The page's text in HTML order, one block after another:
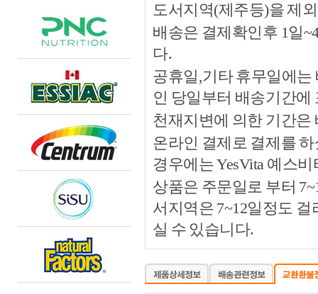
도서지역(제주등)을 제
배송은 결제확인후 1일
다.
공휴일,기타 휴무일에
인 당일부터 배송기간에
천재지변에 의한 기간
온라인 결제로 결제를
경우에는 YesVita 예스
상품은 주문일로 부터
서지역은 7~12일정도
실 수 있습니다.